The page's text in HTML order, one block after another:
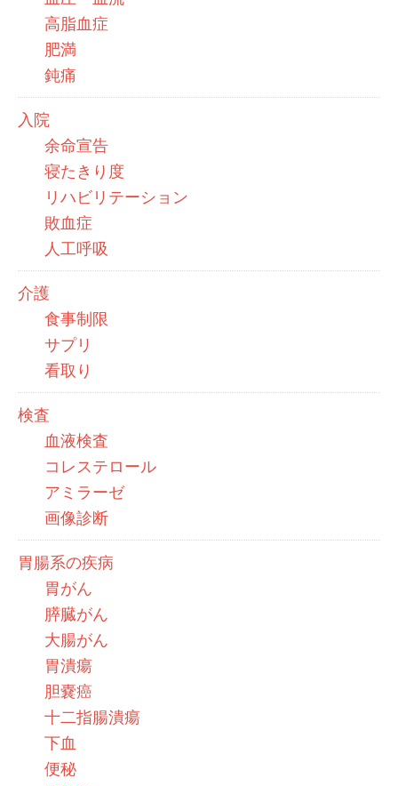
高脂血症
肥満
鈍痛
入院
余命宣告
寝たきり度
リハビリテーション
敗血症
人工呼吸
介護
食事制限
サプリ
看取り
検査
血液検査
コレステロール
アミラーゼ
画像診断
胃腸系の疾病
胃がん
膵臓がん
大腸がん
胃潰瘍
胆嚢癌
十二指腸潰瘍
下血
便秘